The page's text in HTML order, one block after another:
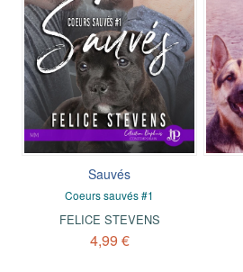
Sauvés
Coeurs sauvés #1
FELICE STEVENS
4,99 €